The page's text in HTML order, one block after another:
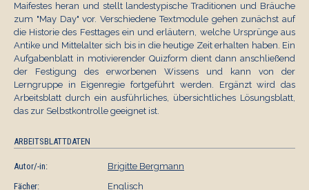
Maifestes heran und stellt landestypische Traditionen und Bräuche
zum "May Day" vor. Verschiedene Textmodule gehen zunächst auf
die Historie des Festtages ein und erläutern, welche Ursprünge aus
Antike und Mittelalter sich bis in die heutige Zeit erhalten haben. Ein
Aufgabenblatt in motivierender Quizform dient dann anschließend
der Festigung des erworbenen Wissens und kann von der
Lerngruppe in Eigenregie fortgeführt werden. Ergänzt wird das
Arbeitsblatt durch ein ausführliches, übersichtliches Lösungsblatt,
das zur Selbstkontrolle geeignet ist.
ARBEITSBLATTDATEN
Autor/-in:
Brigitte Bergmann
Fächer:
Englisch